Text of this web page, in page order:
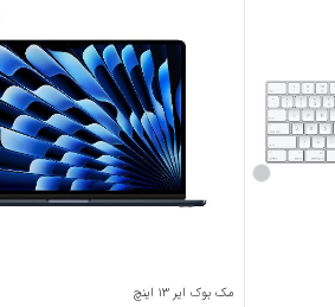
مک بوک ایر ۱۳ اینچ